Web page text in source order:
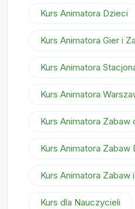
Kurs Animatora Dzieci
Kurs Animatora Gier i
Kurs Animatora
Kurs Animatora
Kurs Animatora Zabaw
Kurs Animatora Zabaw
Kurs Animatora Zabaw
Kurs dla Nauczycieli